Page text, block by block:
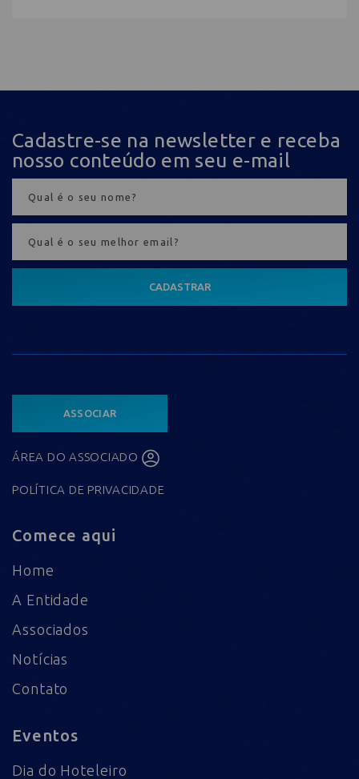
Cadastre-se na newsletter e receba
nosso conteúdo em seu e-mail
CADASTRAR
ASSOCIAR
ÁREA DO ASSOCIADO
POLÍTICA DE PRIVACIDADE
Comece aqui
Home
A Entidade
Associados
Notícias
Contato
Eventos
Dia do Hoteleiro